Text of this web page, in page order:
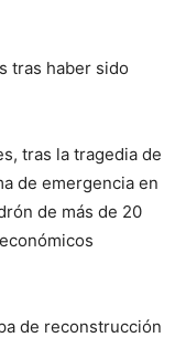
tras haber sido
tras la tragedia de
de emergencia en
de más de 20
de reconstrucción